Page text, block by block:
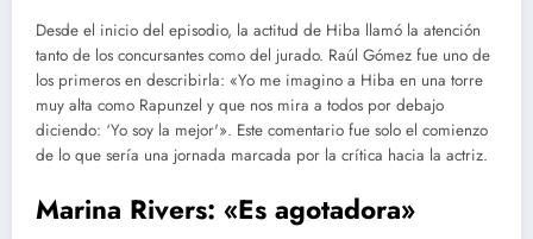
Desde el inicio del episodio, la actitud de Hiba llamó la atención
tanto de los concursantes como del jurado. Raúl Gómez fue uno de
los primeros en describirla: «Yo me imagino a Hiba en una torre
muy alta como Rapunzel y que nos mira a todos por debajo
diciendo: ‘Yo soy la mejor'». Este comentario fue solo el comienzo
de lo que sería una jornada marcada por la crítica hacia la actriz.
Marina Rivers: «Es agotadora»